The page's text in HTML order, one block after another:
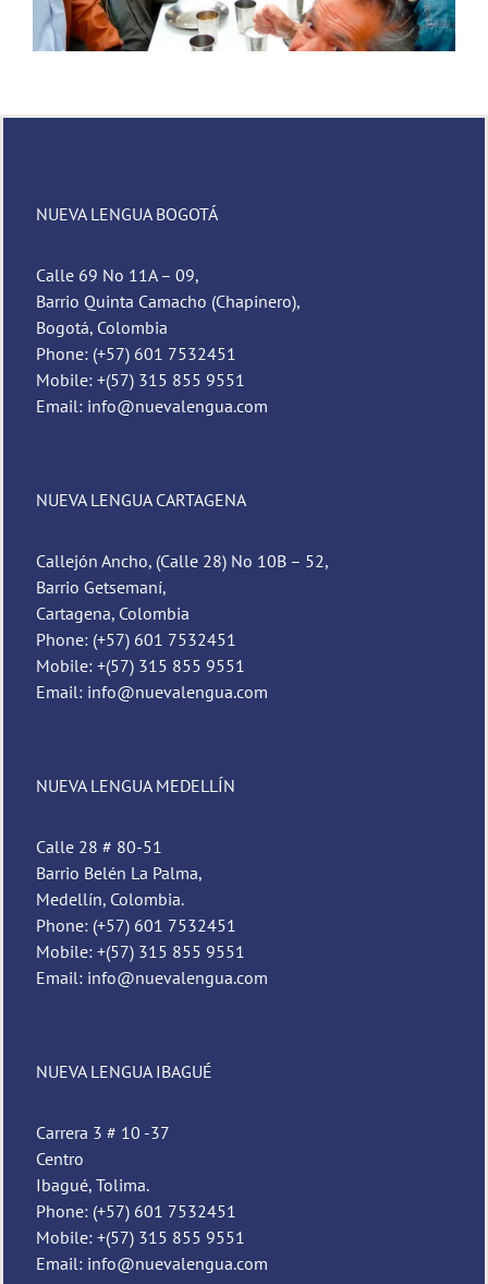
NUEVA LENGUA BOGOTÁ
Calle 69 No 11A – 09,
Barrio Quinta Camacho (Chapinero),
Bogotá, Colombia
Phone: (+57) 601 7532451
Mobile: +(57) 315 855 9551
Email: info@nuevalengua.com
NUEVA LENGUA CARTAGENA
Callejón Ancho, (Calle 28) No 10B – 52,
Barrio Getsemaní,
Cartagena, Colombia
Phone: (+57) 601 7532451
Mobile: +(57) 315 855 9551
Email: info@nuevalengua.com
NUEVA LENGUA MEDELLÍN
Calle 28 # 80-51
Barrio Belén La Palma,
Medellín, Colombia.
Phone: (+57) 601 7532451
Mobile: +(57) 315 855 9551
Email: info@nuevalengua.com
NUEVA LENGUA IBAGUÉ
Carrera 3 # 10 -37
Centro
Ibagué, Tolima.
Phone: (+57) 601 7532451
Mobile: +(57) 315 855 9551
Email: info@nuevalengua.com